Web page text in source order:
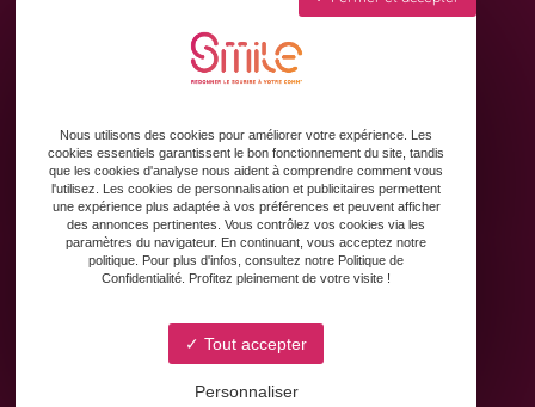
Accueil
Animation des réseaux sociaux
Graphisme & Design
Copywriting
Contact
Nous utilisons des cookies pour améliorer votre expérience. Les
cookies essentiels garantissent le bon fonctionnement du site, tandis
que les cookies d'analyse nous aident à comprendre comment vous
l'utilisez. Les cookies de personnalisation et publicitaires permettent
une expérience plus adaptée à vos préférences et peuvent afficher
des annonces pertinentes. Vous contrôlez vos cookies via les
paramètres du navigateur. En continuant, vous acceptez notre
politique. Pour plus d'infos, consultez notre Politique de
Confidentialité. Profitez pleinement de votre visite !
Tout accepter
Personnaliser